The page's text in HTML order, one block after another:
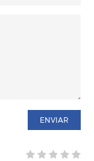
ENVIAR